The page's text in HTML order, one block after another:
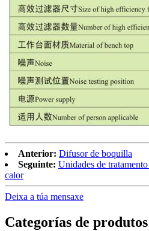
Anterior: Difusor de boquilla
Seguinte: Unidades de
calor
Deixa a túa mensaxe
Categorías de produtos